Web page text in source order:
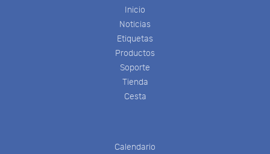
Inicio
Noticias
Etiquetas
Productos
Soporte
Tienda
Cesta
Calendario